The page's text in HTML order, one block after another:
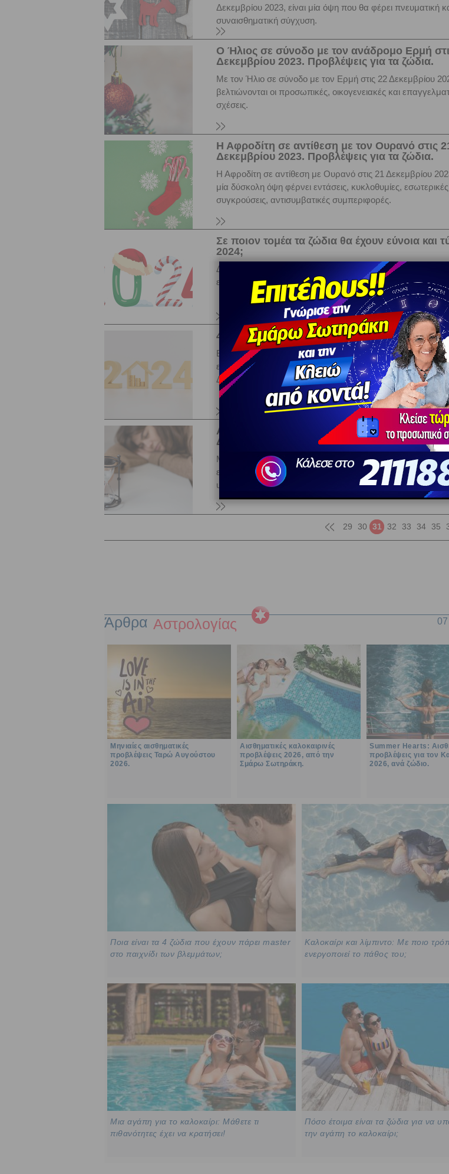
Δεκεμβρίου 2023, είναι μία όψη που θα φέρει πνευματική
συναισθηματική σύγχυση.
Ο Ήλιος σε σύνοδο με τον ανάδρομο Ερμή
Δεκεμβρίου 2023. Προβλέψεις για τα ζώδια.
Με τον Ήλιο σε σύνοδο με τον Ερμή στις 22 Δεκεμβρίου
βελτιώνονται οι προσωπικές, οικογενειακές και
σχέσεις.
Η Αφροδίτη σε αντίθεση με τον Ουρανό στις
Δεκεμβρίου 2023. Προβλέψεις για τα ζώδια.
Η Αφροδίτη σε αντίθεση με Ουρανό στις 21 Δεκεμβρίου
μία δύσκολη όψη φέρνει εντάσεις, κυκλοθυμίες, εσωτερικές
συγκρούσεις, αντισυμβατικές συμπεριφορές.
Σε ποιον τομέα τα ζώδια θα έχουν εύνοια και
2024;
Δείτε σε ποιο κομμάτι της ζωής σας έχετε στο πλευρό σας
ευλογία από το πλανητικό στερέωμα, ανάλογα με το ζώδιο
4 ζώδια θα ευνοηθούν στα οικονομικά το 2024!
Είναι γεγονός ότι το 2024 οι αστρολογικές όψεις των
ευνοούν τα οικονομικά και ορισμένα ζώδια θα ευνοηθούν
Δες ποια είναι αυτά.
Ανάδρομος Ερμής στον Αιγόκερω από 13 ως
Δεκεμβρίου 2023. Προβλέψεις για τα ζώδια.
Με τον ανάδρομο Ερμή στον Αιγόκερω, θα χρειαστεί να
επιδείξουμε περισσότερο υπομονή, επιμονή και σθένος,
υπάρχει στασιμότητα στις φιλοδοξίες μας.
29 30 31 32 33 34 35
Άρθρα Αστρολογίας 07
Μηνιαίες αισθηματικές
προβλέψεις Ταρώ Αυγούστου
2026.
Αισθηματικές καλοκαιρινές
προβλέψεις 2026, από την
Σμάρω Σωτηράκη.
Summer Hearts:
προβλέψεις για τον
2026, ανά ζώδιο.
Ποια είναι τα 4 ζώδια που έχουν πάρει master
στο παιχνίδι των βλεμμάτων;
Καλοκαίρι και λίμπιντο: Με ποιο
ενεργοποιεί το πάθος του;
Μια αγάπη για το καλοκαίρι: Μάθετε τι
πιθανότητες έχει να κρατήσει!
Πόσο έτοιμα είναι τα ζώδια για να
την αγάπη το καλοκαίρι;